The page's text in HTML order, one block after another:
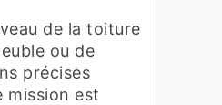
de la toiture
ou de
précises
mission est